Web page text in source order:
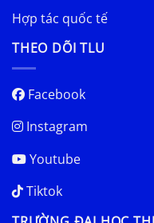
Hợp tác quốc tế
THEO DÕI TLU
Facebook
Instagram
Youtube
Tiktok